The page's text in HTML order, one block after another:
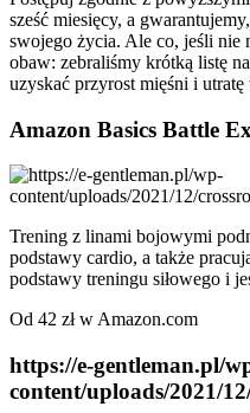
sześć miesięcy, a
swojego życia. Ale co, jeśli nie
obaw: zebraliśmy krótką listę
uzyskać przyrost mięśni i utratę
Amazon Basics Battle
Trening z linami bojowymi
podstawy cardio, a także
podstawy treningu siłowego i
Od 42 zł w Amazon.com
https://e-gentleman.pl/
content/uploads/2021/